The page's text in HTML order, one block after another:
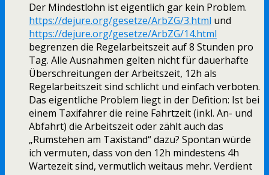
Der Mindestlohn ist eigentlich gar kein Problem.
https://dejure.org/gesetze/ArbZG/3.html und
https://dejure.org/gesetze/ArbZG/14.html
begrenzen die Regelarbeitszeit auf 8 Stunden pro
Tag. Alle Ausnahmen gelten nicht für dauerhafte
Überschreitungen der Arbeitszeit, 12h als
Regelarbeitszeit sind schlicht und einfach verboten.
Das eigentliche Problem liegt in der Defition: Ist bei
einem Taxifahrer die reine Fahrtzeit (inkl. An- und
Abfahrt) die Arbeitszeit oder zählt auch das
„Rumstehen am Taxistand“ dazu? Spontan würde
ich vermuten, dass von den 12h mindestens 4h
Wartezeit sind, vermutlich weitaus mehr. Verdient